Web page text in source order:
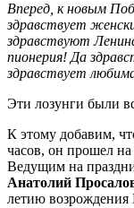
Вперед, к новым
здравствует
здравствуют
пионерия! Да
здравствует
Эти лозунги были
К этому добавим,
часов, он прошел
Ведущим на
Анатолий
летию